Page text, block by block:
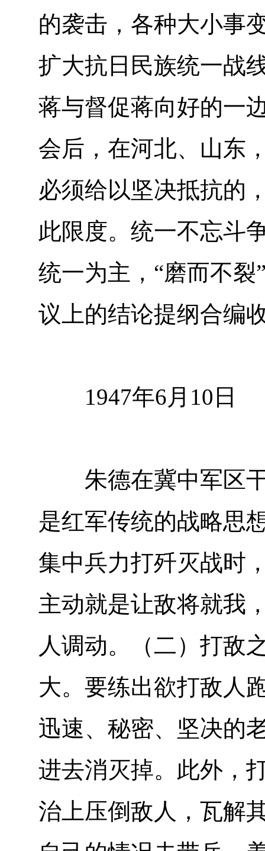
的袭击，各种大小事
扩大抗日民族统一战
蒋与督促蒋向好的一
会后，在河北、山东
必须给以坚决抵抗的
此限度。统一不忘斗
统一为主，“磨而不
议上的结论提纲合编
1947年6月10日
朱德在冀中军区干
是红军传统的战略思
集中兵力打歼灭战时
主动就是让敌将就我
人调动。（二）打敌
大。要练出欲打敌人
迅速、秘密、坚决的
进去消灭掉。此外，
治上压倒敌人，瓦解